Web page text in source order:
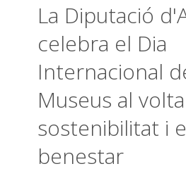
La Diputació
celebra el Dia
Internacional
Museus al
sostenibilitat i
benestar